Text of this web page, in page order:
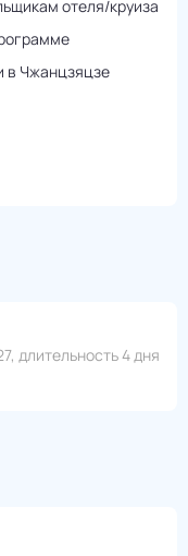
отеля/круиза
в Чжанцзяцзе
длительность 4 дня